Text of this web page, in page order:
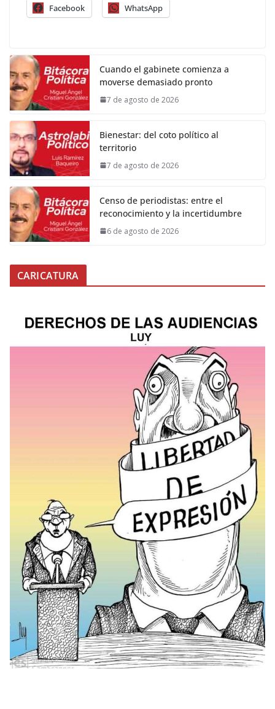
Facebook WhatsApp
Cuando el gabinete comienza a
moverse demasiado pronto
7 de agosto de 2026
Bienestar: del coto político al
territorio
7 de agosto de 2026
Censo de periodistas: entre el
reconocimiento y la incertidumbre
6 de agosto de 2026
CARICATURA